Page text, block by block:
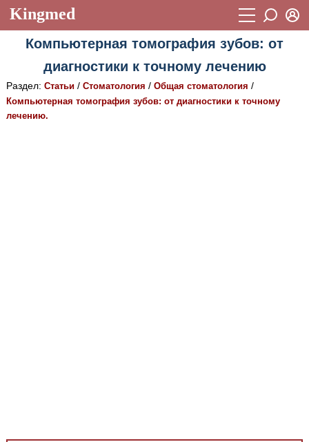
Kingmed
Учебный материал
Видеогалерея 899
Фотогалерея (1906)
Пароль
Компьютерная томография зубов: от
диагностики к точному лечению
Раздел: Статьи/ Стоматология / Общая стоматология /
Компьютерная томография зубов: от диагностики к точному
лечению.